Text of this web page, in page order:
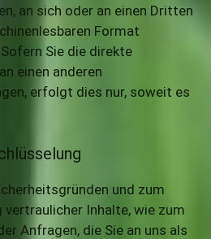
an sich oder an einen Dritten
Format
Sie die direkte
einen anderen
erfolgt dies nur, soweit es
und zum
Inhalte, wie zum
Anfragen, die Sie an uns als